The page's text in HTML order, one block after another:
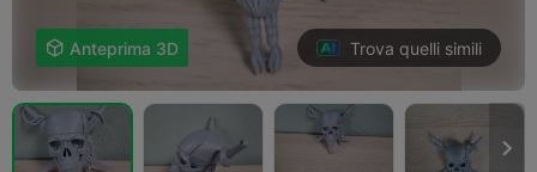
 Anteprima 3D Trova quelli simili
